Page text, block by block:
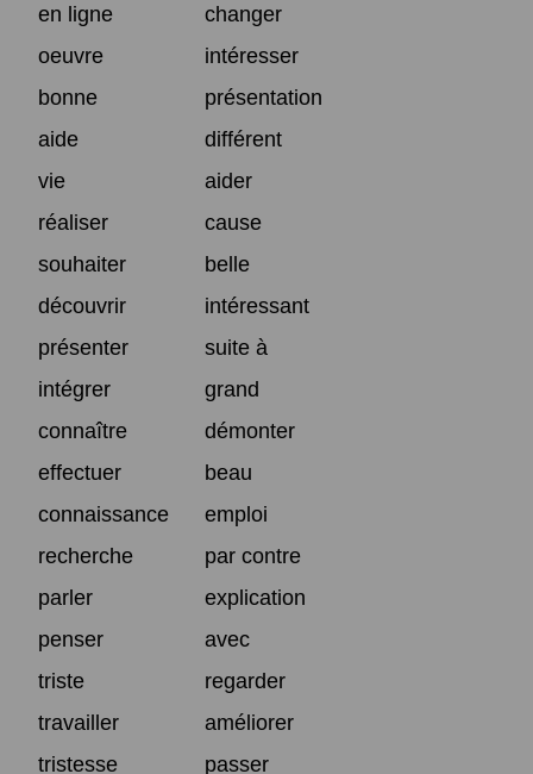
en ligne
changer
oeuvre
intéresser
bonne
présentation
aide
différent
vie
aider
réaliser
cause
souhaiter
belle
découvrir
intéressant
présenter
suite à
intégrer
grand
connaître
démonter
effectuer
beau
connaissance
emploi
recherche
par contre
parler
explication
penser
avec
triste
regarder
travailler
améliorer
tristesse
passer